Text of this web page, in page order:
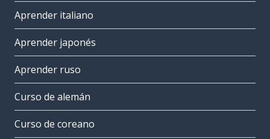
Aprender italiano
Aprender japonés
Aprender ruso
Curso de alemán
Curso de coreano